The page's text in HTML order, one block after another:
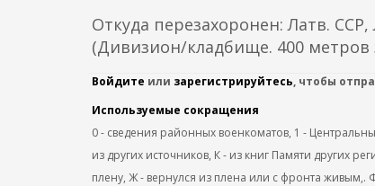
Откуда перезахоронен: Латв.
(Дивизион/кладбище. 400 метров
Войдите или зарегистрируйтесь, чтобы
Используемые сокращения
0 - сведения районных военкоматов, 1 -
из других источников, К - из книг Памяти других
плену, Ж - вернулся из плена или с фронта живым,.